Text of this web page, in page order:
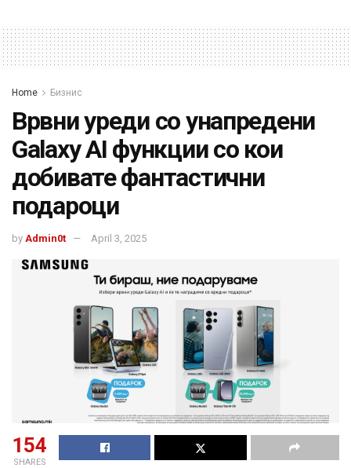
Home Бизнис
Врвни уреди со унапредени
Galaxy AI функции со кои
добивате фантастични
подароци
by Admin0t April 3, 2025
154
SHARES